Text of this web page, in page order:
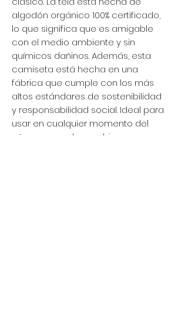
algodón orgánico 100% certificado,
lo que significa que es amigable
con el medio ambiente y sin
químicos dañinos. Además, esta
camiseta está hecha en una
fábrica que cumple con los más
altos estándares de sostenibilidad
y responsabilidad social. Ideal para
usar en cualquier momento del
año y se puede combinar con